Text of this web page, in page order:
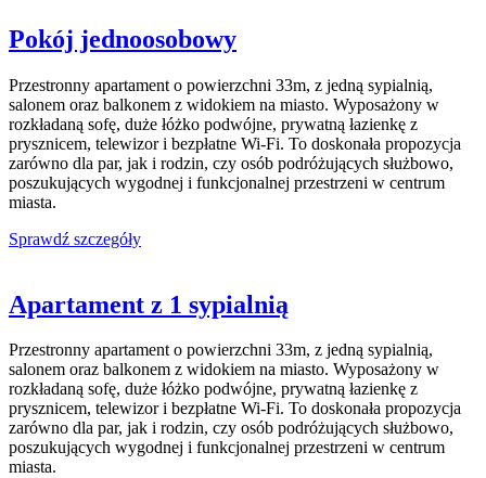
Pokój jednoosobowy
Przestronny apartament o powierzchni 33m, z jedną sypialnią,
salonem oraz balkonem z widokiem na miasto. Wyposażony w
rozkładaną sofę, duże łóżko podwójne, prywatną łazienkę z
prysznicem, telewizor i bezpłatne Wi-Fi. To doskonała propozycja
zarówno dla par, jak i rodzin, czy osób podróżujących służbowo,
poszukujących wygodnej i funkcjonalnej przestrzeni w centrum
miasta.
Sprawdź szczegóły
Apartament z 1 sypialnią
Przestronny apartament o powierzchni 33m, z jedną sypialnią,
salonem oraz balkonem z widokiem na miasto. Wyposażony w
rozkładaną sofę, duże łóżko podwójne, prywatną łazienkę z
prysznicem, telewizor i bezpłatne Wi-Fi. To doskonała propozycja
zarówno dla par, jak i rodzin, czy osób podróżujących służbowo,
poszukujących wygodnej i funkcjonalnej przestrzeni w centrum
miasta.